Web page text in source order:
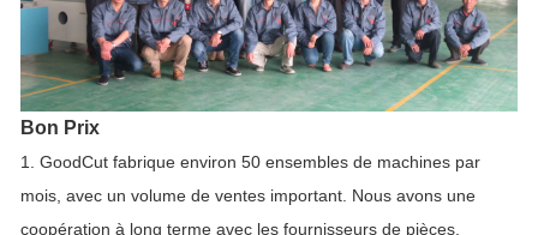
Bon Prix
1. GoodCut fabrique environ 50 ensembles de machines par
mois, avec un volume de ventes important. Nous avons une
coopération à long terme avec les fournisseurs de pièces,